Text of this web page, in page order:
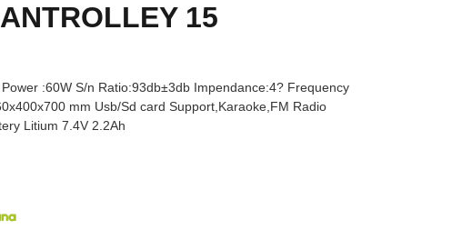
15
:60W S/n Ratio:93db±3db Impendance:4? Frequency
mm Usb/Sd card Support,Karaoke,FM Radio
Litium 7.4V 2.2Ah